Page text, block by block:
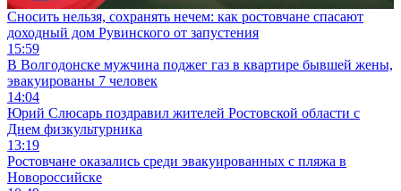
Сносить нельзя, сохранять нечем: как ростовчане спасают
доходный дом Рувинского от запустения
15:59
В Волгодонске мужчина поджег газ в квартире бывшей жены,
эвакуированы 7 человек
14:04
Юрий Слюсарь поздравил жителей Ростовской области с
Днем физкультурника
13:19
Ростовчане оказались среди эвакуированных с пляжа в
Новороссийске